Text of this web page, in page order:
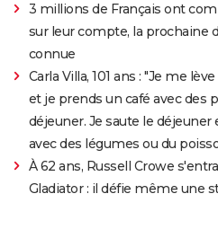
3 millions de Français ont
sur leur compte, la prochaine
connue
Carla Villa, 101 ans : "Je me
et je prends un café avec des
déjeuner. Je saute le
avec des légumes ou du
À 62 ans, Russell Crowe
Gladiator : il défie même une